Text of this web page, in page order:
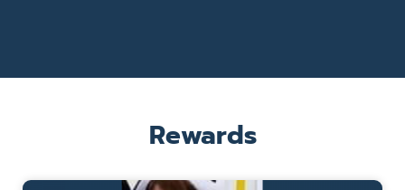
Rewards